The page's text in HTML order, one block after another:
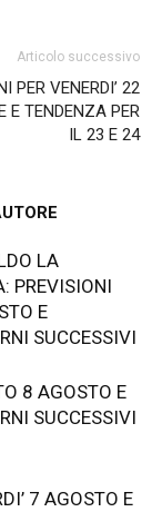
Articolo successivo
PER VENERDI’ 22
E TENDENZA PER
IL 23 E 24
LA
PREVISIONI
E
SUCCESSIVI
8 AGOSTO E
SUCCESSIVI
7 AGOSTO E